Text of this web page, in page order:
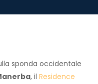
sponda occidentale
, il Residence